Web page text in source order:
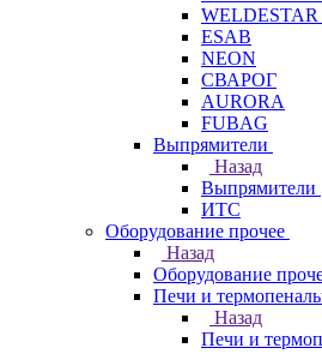
ESAB
NEON
СВАРОГ
AURORA
FUBAG
Выпрямители
Назад
Выпрямители
ИТС
Оборудование прочее
Назад
Оборудование
Печи и
Назад
Печи и